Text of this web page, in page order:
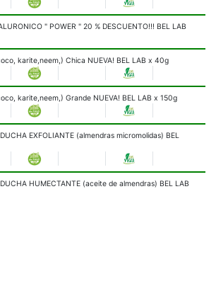
" POWER " 20 % DESCUENTO!!! BEL LAB
karite,neem,) Chica NUEVA! BEL LAB x 40g
karite,neem,) Grande NUEVA! BEL LAB x 150g
EXFOLIANTE (almendras micromolidas) BEL
HUMECTANTE (aceite de almendras) BEL LAB